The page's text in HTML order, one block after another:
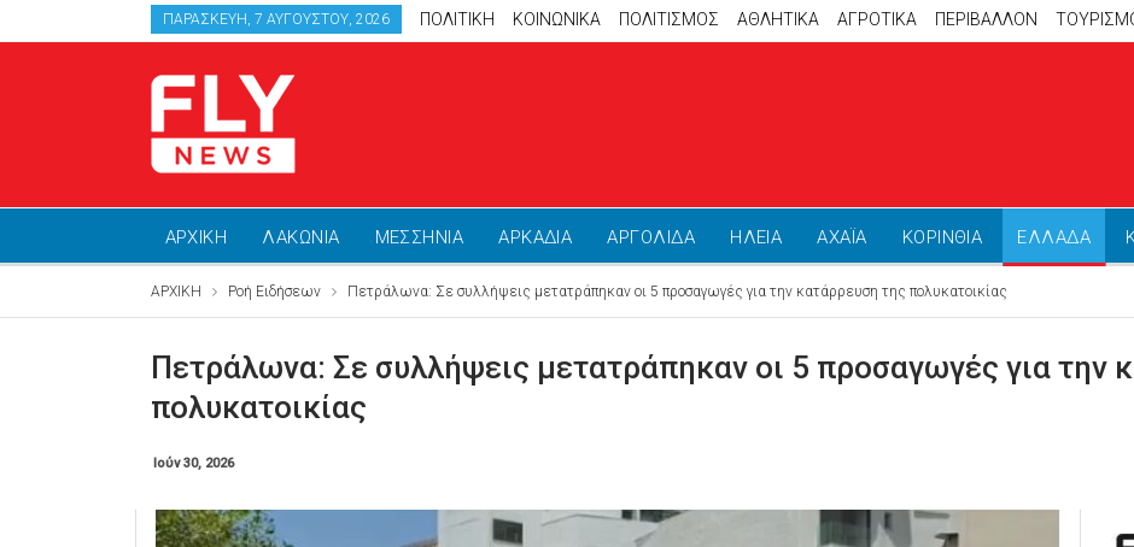
ΠΑΡΑΣΚΕΥΉ, 7 ΑΥΓΟΎΣΤΟΥ, 2026 ΠΟΛΙΤΙΚΗ ΚΟΙΝΩΝΙΚΑ ΠΟΛΙΤΙΣΜΟΣ ΑΘΛΗΤΙΚΆ ΑΓΡΟΤΙΚΑ ΠΕΡΙΒΑΛΛΟΝ
ΑΡΧΙΚΗ ΛΑΚΩΝΙΑ ΜΕΣΣΗΝΙΑ ΑΡΚΑΔΙΑ ΑΡΓΟΛΙΔΑ ΗΛΕΙΑ ΑΧΑΪΑ ΚΟΡΙΝΘΙΑ ΕΛΛΑΔΑ
ΑΡΧΙΚΗ Ροή Ειδήσεων Πετράλωνα: Σε συλλήψεις μετατράπηκαν οι 5 προσαγωγές για την κατάρρευση της πολυκατοικίας
Πετράλωνα: Σε συλλήψεις μετατράπηκαν οι 5 προσαγωγές για την
πολυκατοικίας
Ιούν 30, 2026